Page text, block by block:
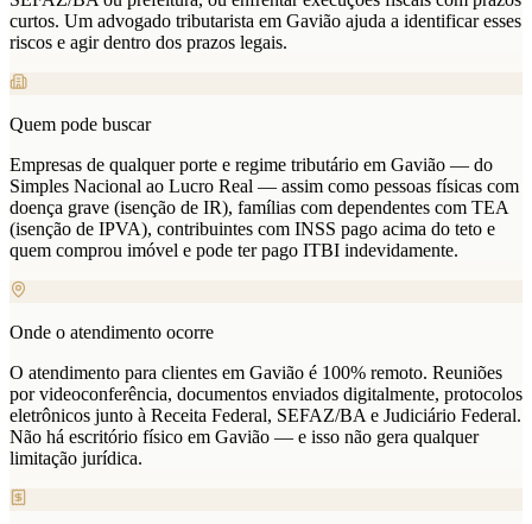
curtos. Um advogado tributarista em Gavião ajuda a identificar esses
riscos e agir dentro dos prazos legais.
Quem pode buscar
Empresas de qualquer porte e regime tributário em Gavião — do
Simples Nacional ao Lucro Real — assim como pessoas físicas com
doença grave (isenção de IR), famílias com dependentes com TEA
(isenção de IPVA), contribuintes com INSS pago acima do teto e
quem comprou imóvel e pode ter pago ITBI indevidamente.
Onde o atendimento ocorre
O atendimento para clientes em Gavião é 100% remoto. Reuniões
por videoconferência, documentos enviados digitalmente, protocolos
eletrônicos junto à Receita Federal, SEFAZ/BA e Judiciário Federal.
Não há escritório físico em Gavião — e isso não gera qualquer
limitação jurídica.